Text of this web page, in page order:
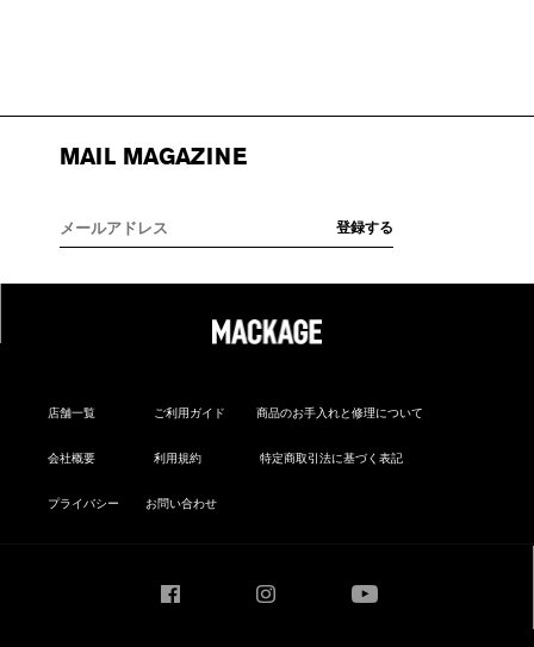
MAIL MAGAZINE
店舗一覧 ご利用ガイド 商品のお手入れと修理について
会社概要 利用規約 特定商取引法に基づく表記
プライバシー お問い合わせ
Instagram